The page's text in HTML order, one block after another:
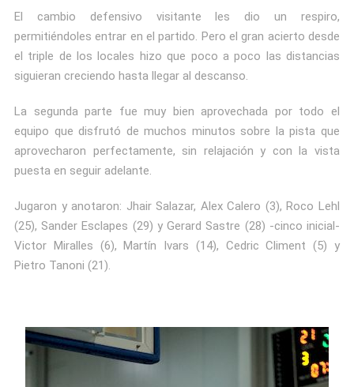
El cambio defensivo visitante les dio un respiro,
permitiéndoles entrar en el partido. Pero el gran acierto desde
el triple de los locales hizo que poco a poco las distancias
siguieran creciendo hasta llegar al descanso.
La segunda parte fue muy bien aprovechada por todo el
equipo que disfrutó de muchos minutos sobre la pista que
aprovecharon perfectamente, sin relajación y con la vista
puesta en seguir adelante.
Jugaron y anotaron: Jhair Salazar, Alex Calero (3), Roco Lehl
(25), Sander Esclapes (29) y Gerard Sastre (28) -cinco inicial-
Victor Miralles (6), Martín Ivars (14), Cedric Climent (5) y
Pietro Tanoni (21).